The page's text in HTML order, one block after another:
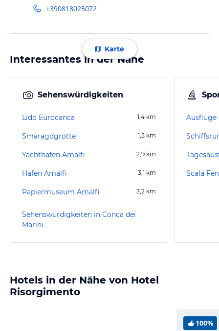
+390818025072
Karte
Interessantes in der Nähe
Sehenswürdigkeiten
Lido Eurocanca 1,4 km
Smaragdgrotte 1,5 km
Yachthafen Amalfi 2,9 km
Hafen Amalfi 3,1 km
Papiermuseum Amalfi 3,2 km
Sehenswürdigkeiten in Conca dei
Marini
Scala
Hotels in der Nähe von Hotel
Risorgimento
100%